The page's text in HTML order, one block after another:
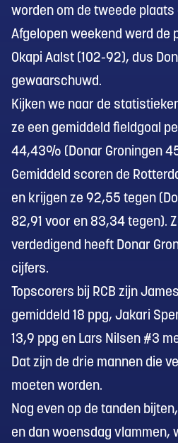
worden om de tweede
Afgelopen weekend werd de
Okapi Aalst (102-92), dus
gewaarschuwd.
Kijken we naar de
ze een gemiddeld fieldgoal
44,43% (Donar Groningen
Gemiddeld scoren de
en krijgen ze 92,55 tegen
82,91 voor en 83,34 tegen).
verdedigend heeft Donar
cijfers.
Topscorers bij RCB zijn
gemiddeld 18 ppg, Jakari
13,9 ppg en Lars Nilsen #3
Dat zijn de drie mannen die
moeten worden.
Nog even op de tanden
en dan woensdag vlammen,